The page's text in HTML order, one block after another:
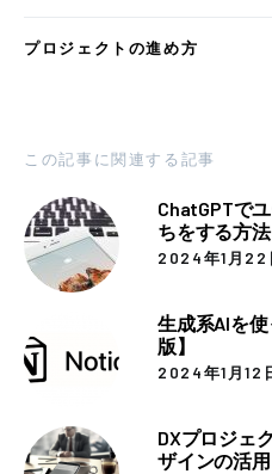
プロジェクトの進め方
この記事に関連する記事
ChatGPTで
ちをする方法
2024年1月22
生成系AIを
版】
2024年1月12
DXプロジェ
ザインの活